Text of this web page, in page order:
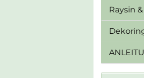
Raysin